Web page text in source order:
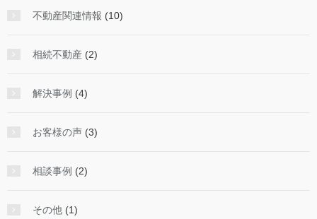
不動産関連情報 (10)
相続不動産 (2)
解決事例 (4)
お客様の声 (3)
相談事例 (2)
その他 (1)